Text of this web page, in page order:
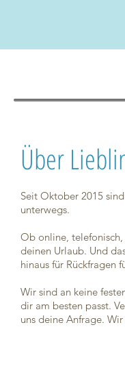
Über
Seit Oktober 2015
unterwegs.
Ob online,
deinen Urlaub. Und
hinaus für Rückfragen
Wir sind an keine
dir am besten passt.
uns deine Anfrage.